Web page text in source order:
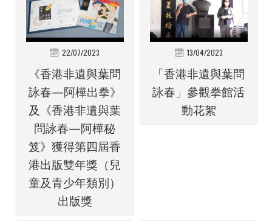
22/07/2023
《香港非遺與葉問
詠春—阿樺出拳》
及《香港非遺與葉
問詠春—阿樺秘
笈》獲得第四屆香
港出版雙年獎（兒
童及青少年類別）
出版獎
13/04/2023
「香港非遺與葉問
詠春」參觀拳館活
動花絮